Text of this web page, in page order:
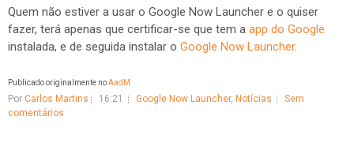
Quem não estiver a usar o Google Now Launcher e o quiser
fazer, terá apenas que certificar-se que tem a app do Google
instalada, e de seguida instalar o Google Now Launcher.
Publicado originalmente noAadM
Por Carlos Martins 16:21 Google Now Launcher, Notícias
Sem
comentários